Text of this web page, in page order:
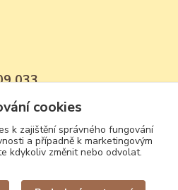
033
cookies
k zajištění správného fungování
a případně k marketingovým
kdykoliv změnit nebo odvolat.